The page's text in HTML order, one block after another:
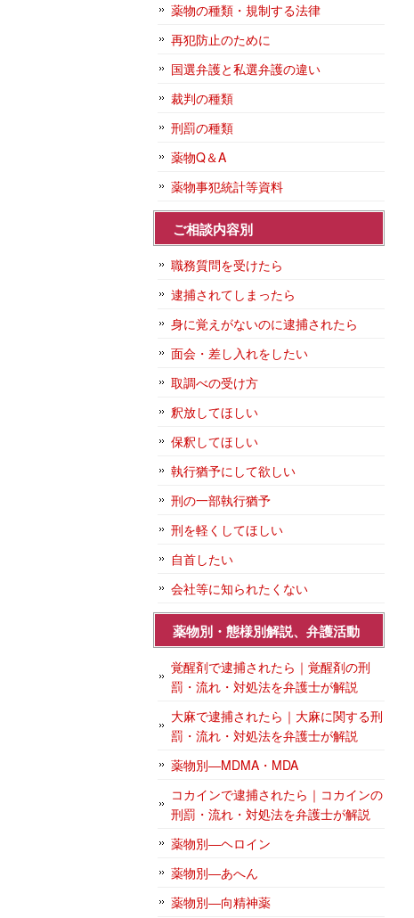
薬物の種類・規制する法律
再犯防止のために
国選弁護と私選弁護の違い
裁判の種類
刑罰の種類
薬物Q＆A
薬物事犯統計等資料
ご相談内容別
職務質問を受けたら
逮捕されてしまったら
身に覚えがないのに逮捕されたら
面会・差し入れをしたい
取調べの受け方
釈放してほしい
保釈してほしい
執行猶予にして欲しい
刑の一部執行猶予
刑を軽くしてほしい
自首したい
会社等に知られたくない
薬物別・態様別解説、弁護活動
覚醒剤で逮捕されたら｜覚醒剤の刑
罰・流れ・対処法を弁護士が解説
大麻で逮捕されたら｜大麻に関する刑
罰・流れ・対処法を弁護士が解説
薬物別―MDMA・MDA
コカインで逮捕されたら｜コカインの
刑罰・流れ・対処法を弁護士が解説
薬物別―ヘロイン
薬物別―あへん
薬物別―向精神薬